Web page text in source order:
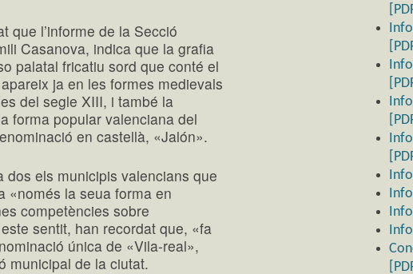
que l’informe de la Secció
Casanova, indica que la grafia
palatal fricatiu sord que conté el
ja en les formes medievals
del segle XIII, i també la
forma popular valenciana del
en castellà, «Jalón».
els municipis valencians que
«només la seua forma en
competències sobre
sentit, han recordat que, «fa
única de «Vila-real»,
municipal de la ciutat.